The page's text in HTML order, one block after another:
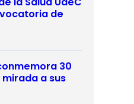
de
30
a sus